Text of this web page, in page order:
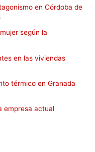
en Córdoba de
según la
en las viviendas
térmico en Granada
empresa actual